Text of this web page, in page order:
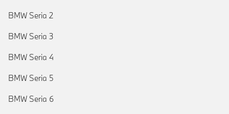
BMW Seria 2
BMW Seria 3
BMW Seria 4
BMW Seria 5
BMW Seria 6